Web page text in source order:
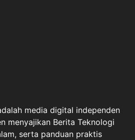
media digital independen
menyajikan Berita Teknologi
serta panduan praktis